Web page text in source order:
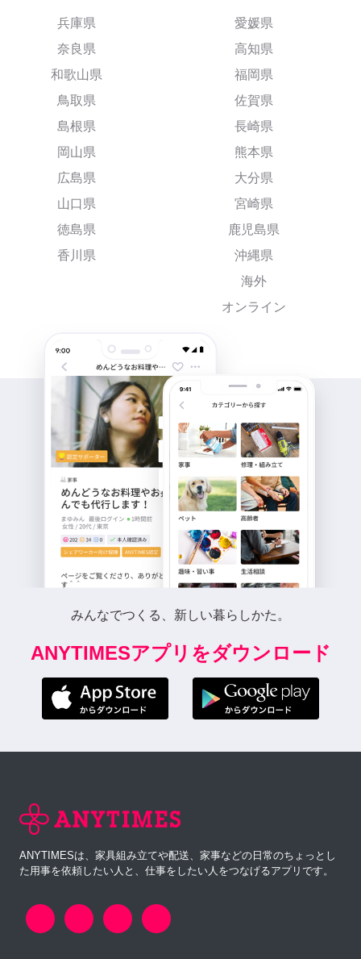
兵庫県
奈良県
和歌山県
鳥取県
島根県
岡山県
広島県
山口県
徳島県
香川県
愛媛県
高知県
福岡県
佐賀県
長崎県
熊本県
大分県
宮崎県
鹿児島県
沖縄県
海外
オンライン
みんなでつくる、新しい暮らしかた。
ANYTIMESアプリをダウンロード
ANYTIMESは、家具組み立てや配送、家事などの日常のちょっとし
た用事を依頼したい人と、仕事をしたい人をつなげるアプリです。